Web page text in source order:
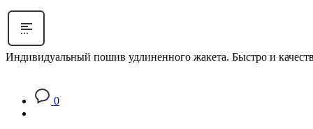
Индивидуальный пошив удлиненного жакета. Быстро и
0